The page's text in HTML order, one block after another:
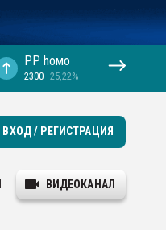
PP hомо
2300 25,22%
ВХОД / РЕГИСТРАЦИЯ
ВИДЕОКАНАЛ